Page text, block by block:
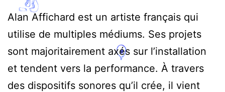
Alan Affichard est un artiste français qui
utilise de multiples médiums. Ses projets
sont majoritairement axés sur l’installation
et tendent vers la performance. À travers
des dispositifs sonores qu’il crée, il vient